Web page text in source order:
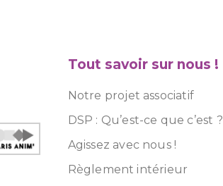
Tout savoir sur nous !
Notre projet associatif
DSP : Qu’est-ce que c’est ?
Agissez avec nous !
Règlement intérieur